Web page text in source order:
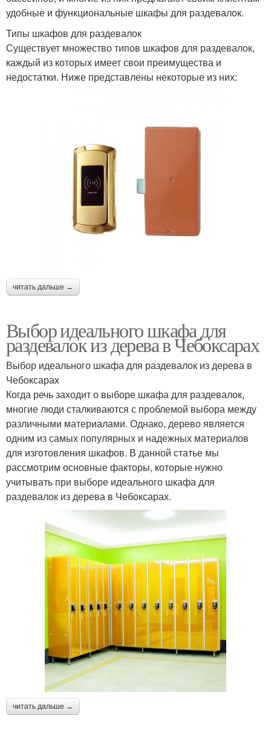
удобные и функциональные шкафы для раздевалок.
Типы шкафов для раздевалок
Существует множество типов шкафов для раздевалок,
каждый из которых имеет свои преимущества и
недостатки. Ниже представлены некоторые из них:
читать дальше →
Выбор идеального шкафа для
раздевалок из дерева в Чебоксарах
Выбор идеального шкафа для раздевалок из дерева в
Чебоксарах
Когда речь заходит о выборе шкафа для раздевалок,
многие люди сталкиваются с проблемой выбора между
различными материалами. Однако, дерево является
одним из самых популярных и надежных материалов
для изготовления шкафов. В данной статье мы
рассмотрим основные факторы, которые нужно
учитывать при выборе идеального шкафа для
раздевалок из дерева в Чебоксарах.
читать дальше →